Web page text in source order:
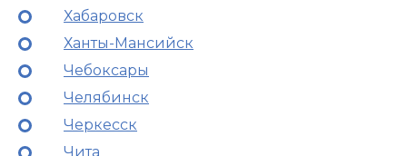
Хабаровск
Ханты-Мансийск
Чебоксары
Челябинск
Черкесск
Чита